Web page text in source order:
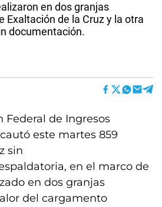
en dos granjas
Exaltación de la Cruz y la otra
documentación.
Federal de Ingresos
este martes 859
sin
en el marco de
en dos granjas
del cargamento